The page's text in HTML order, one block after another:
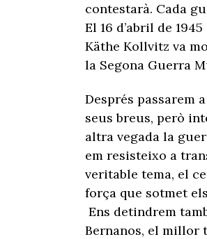
contestarà. Cada
El 16 d’abril de
Käthe Kollvitz va
la Segona Guerra
Després passarem
seus breus, però
altra vegada la
em resisteixo a
veritable tema, el
força que sotmet
Ens detindrem
Bernanos, el millor